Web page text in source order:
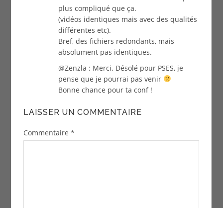
plus compliqué que ça.
(vidéos identiques mais avec des qualités
différentes etc).
Bref, des fichiers redondants, mais
absolument pas identiques.
@Zenzla : Merci. Désolé pour PSES, je
pense que je pourrai pas venir
Bonne chance pour ta conf !
LAISSER UN COMMENTAIRE
Commentaire *